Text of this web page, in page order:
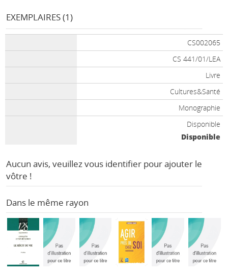
EXEMPLAIRES (1)
CS002065
CS 441/01/LEA
Livre
Cultures&Santé
Monographie
Disponible
Disponible
Aucun avis, veuillez vous identifier pour ajouter le
vôtre !
Dans le même rayon